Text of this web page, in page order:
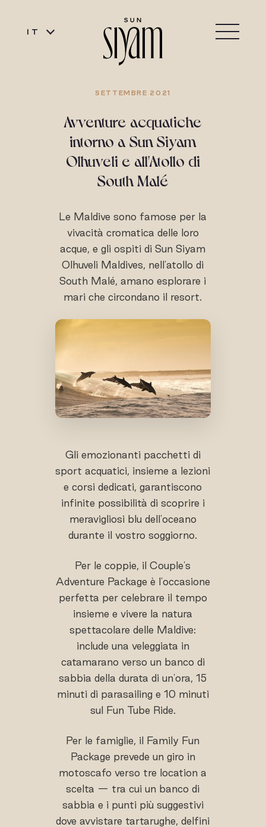
IT
SETTEMBRE 2021
Avventure acquatiche
intorno a Sun Siyam
Olhuveli e all'Atollo di
South Malé
Le Maldive sono famose per la
vivacità cromatica delle loro
acque, e gli ospiti di Sun Siyam
Olhuveli Maldives, nell'atollo di
South Malé, amano esplorare i
mari che circondano il resort.
Gli emozionanti pacchetti di
sport acquatici, insieme a lezioni
e corsi dedicati, garantiscono
infinite possibilità di scoprire i
meravigliosi blu dell'oceano
durante il vostro soggiorno.
Per le coppie, il Couple's
Adventure Package è l'occasione
perfetta per celebrare il tempo
insieme e vivere la natura
spettacolare delle Maldive:
include una veleggiata in
catamarano verso un banco di
sabbia della durata di un'ora, 15
minuti di parasailing e 10 minuti
sul Fun Tube Ride.
Per le famiglie, il Family Fun
Package prevede un giro in
motoscafo verso tre location a
scelta — tra cui un banco di
sabbia e i punti più suggestivi
dove avvistare tartarughe, delfini